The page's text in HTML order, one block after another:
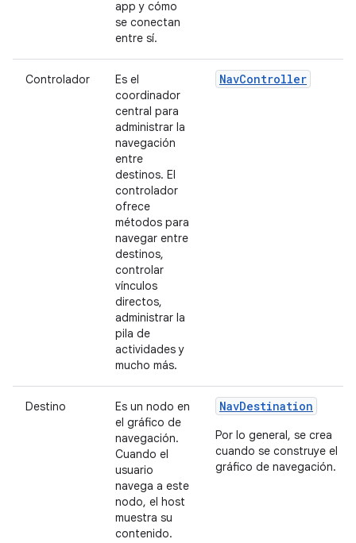
app y cómo
se conectan
entre sí.
Controlador
Es el
coordinador
central para
administrar la
navegación
entre
destinos. El
controlador
ofrece
métodos para
navegar entre
destinos,
controlar
vínculos
directos,
administrar la
pila de
actividades y
mucho más.
NavController
Destino
Es un nodo en
el gráfico de
navegación.
Cuando el
usuario
navega a este
nodo, el host
muestra su
contenido.
NavDestination
Por lo general, se crea
cuando se construye el
gráfico de navegación.